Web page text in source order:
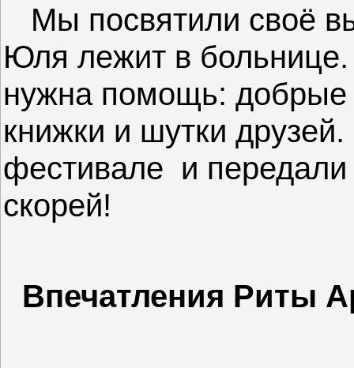
Мы посвятили своё
Юля лежит в
нужна помощь:
книжки и шутки
фестивале и
скорей!
Впечатления Риты